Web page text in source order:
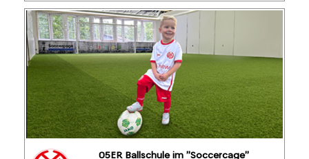
05ER Ballschule im "Soccercage"